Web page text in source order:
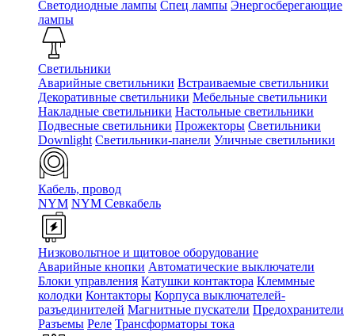
Светодиодные лампы Спец лампы Энергосберегающие
лампы
Светильники
Аварийные светильники Встраиваемые светильники
Декоративные светильники Мебельные светильники
Накладные светильники Настольные светильники
Подвесные светильники Прожекторы Светильники
Downlight Светильники-панели Уличные светильники
Кабель, провод
NYM NYM Севкабель
Низковольтное и щитовое оборудование
Аварийные кнопки Автоматические выключатели
Блоки управления Катушки контактора Клеммные
колодки Контакторы Корпуса выключателей-
разъединителей Магнитные пускатели Предохранители
Разъемы Реле Трансформаторы тока